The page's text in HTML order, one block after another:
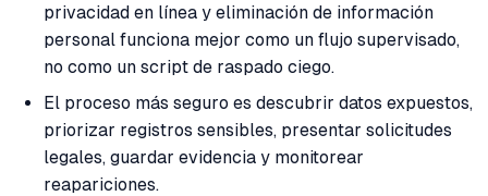
privacidad en línea y eliminación de información
personal funciona mejor como un flujo supervisado,
no como un script de raspado ciego.
El proceso más seguro es descubrir datos expuestos,
priorizar registros sensibles, presentar solicitudes
legales, guardar evidencia y monitorear
reapariciones.